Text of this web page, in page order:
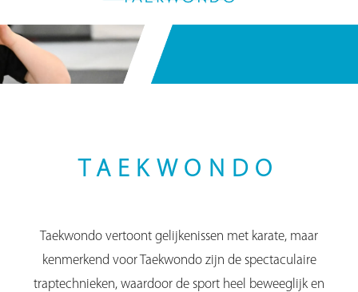
TAEKWONDO
Taekwondo vertoont gelijkenissen met karate, maar
kenmerkend voor Taekwondo zijn de spectaculaire
traptechnieken, waardoor de sport heel beweeglijk en